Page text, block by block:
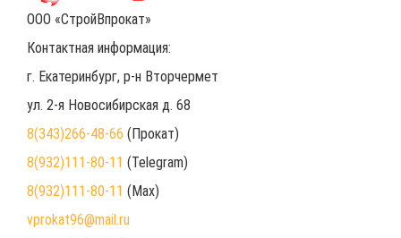
ООО «СтройВпрокат»
Контактная информация:
г. Екатеринбург, р-н Вторчермет
ул. 2-я Новосибирская д. 68
8(343)266-48-66 (Прокат)
8(932)111-80-11 (Telegram)
8(932)111-80-11 (Max)
vprokat96@mail.ru